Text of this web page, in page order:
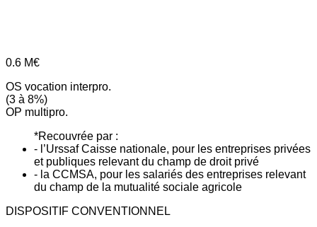
0.6 M€
OS vocation interpro.
(3 à 8%)
OP multipro.
*Recouvrée par :
- l’Urssaf Caisse nationale, pour les entreprises privées
et publiques relevant du champ de droit privé
- la CCMSA, pour les salariés des entreprises relevant
du champ de la mutualité sociale agricole
DISPOSITIF CONVENTIONNEL